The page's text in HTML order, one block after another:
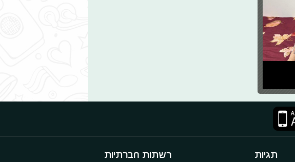
תגיות רשתות חברתיות